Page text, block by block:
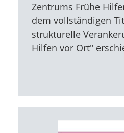
Zentrums Frühe
dem vollständigen
strukturelle
Hilfen vor Ort"